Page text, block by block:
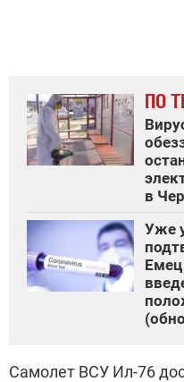
ПО
в
Уже
Емец
Самолет ВСУ Ил-76